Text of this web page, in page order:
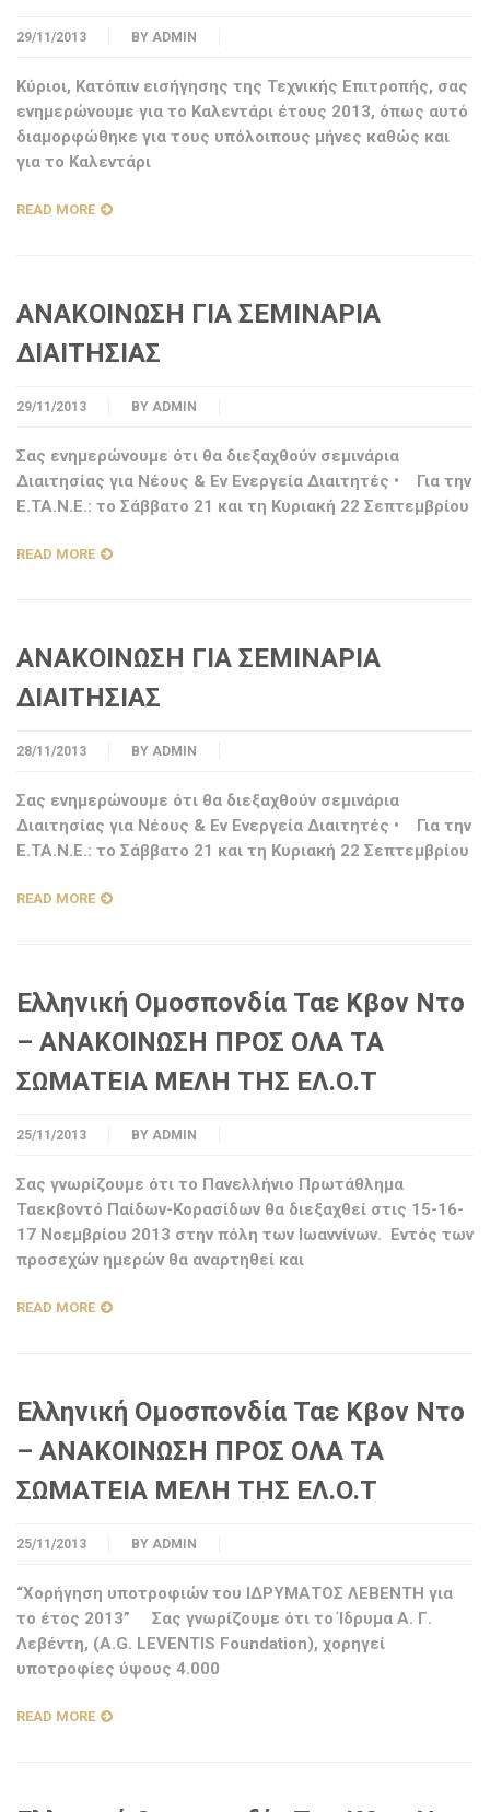
29/11/2013 BY ADMIN
Κύριοι, Κατόπιν εισήγησης της Τεχνικής Επιτροπής, σας
ενημερώνουμε για το Καλεντάρι έτους 2013, όπως αυτό
διαμορφώθηκε για τους υπόλοιπους μήνες καθώς και
για το Καλεντάρι
READ MORE
ΑΝΑΚΟΙΝΩΣΗ ΓΙΑ ΣΕΜΙΝΑΡΙΑ
ΔΙΑΙΤΗΣΙΑΣ
29/11/2013 BY ADMIN
Σας ενημερώνουμε ότι θα διεξαχθούν σεμινάρια
Διαιτησίας για Νέους & Εν Ενεργεία Διαιτητές • Για την
Ε.ΤΑ.Ν.Ε.: το Σάββατο 21 και τη Κυριακή 22 Σεπτεμβρίου
READ MORE
ΑΝΑΚΟΙΝΩΣΗ ΓΙΑ ΣΕΜΙΝΑΡΙΑ
ΔΙΑΙΤΗΣΙΑΣ
28/11/2013 BY ADMIN
Σας ενημερώνουμε ότι θα διεξαχθούν σεμινάρια
Διαιτησίας για Νέους & Εν Ενεργεία Διαιτητές • Για την
Ε.ΤΑ.Ν.Ε.: το Σάββατο 21 και τη Κυριακή 22 Σεπτεμβρίου
READ MORE
Ελληνική Ομοσπονδία Ταε Κβον Ντο
– ΑΝΑΚΟΙΝΩΣΗ ΠΡΟΣ ΟΛΑ ΤΑ
ΣΩΜΑΤΕΙΑ ΜΕΛΗ ΤΗΣ ΕΛ.Ο.Τ
25/11/2013 BY ADMIN
Σας γνωρίζουμε ότι το Πανελλήνιο Πρωτάθλημα
Ταεκβοντό Παίδων-Κορασίδων θα διεξαχθεί στις 15-16-
17 Νοεμβρίου 2013 στην πόλη των Ιωαννίνων. Εντός των
προσεχών ημερών θα αναρτηθεί και
READ MORE
Ελληνική Ομοσπονδία Ταε Κβον Ντο
– ΑΝΑΚΟΙΝΩΣΗ ΠΡΟΣ ΟΛΑ ΤΑ
ΣΩΜΑΤΕΙΑ ΜΕΛΗ ΤΗΣ ΕΛ.Ο.Τ
25/11/2013 BY ADMIN
“Χορήγηση υποτροφιών του ΙΔΡΥΜΑΤΟΣ ΛΕΒΕΝΤΗ για
το έτος 2013” Σας γνωρίζουμε ότι το Ίδρυμα Α. Γ.
Λεβέντη, (A.G. LEVENTIS Foundation), χορηγεί
υποτροφίες ύψους 4.000
READ MORE